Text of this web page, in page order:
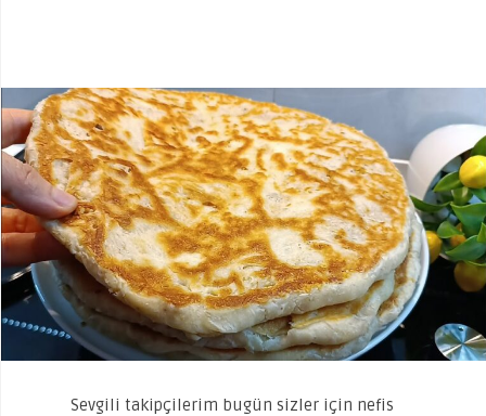
Sevgili takipçilerim bugün sizler için nefis